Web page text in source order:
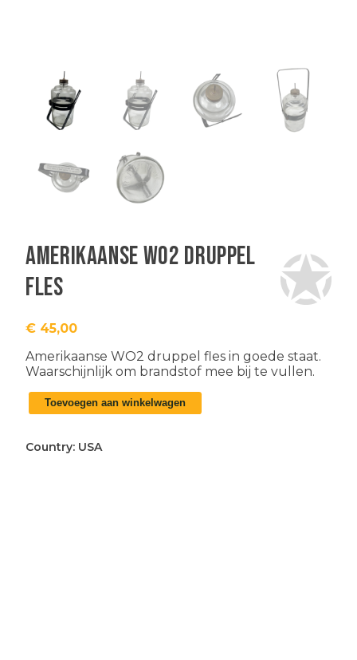
Amerikaanse WO2 druppel
fles
€ 45,00
Amerikaanse WO2 druppel fles in goede staat.
Waarschijnlijk om brandstof mee bij te vullen.
Amerikaanse
WO2
fles
Toevoegen aan winkelwagen
Country: USA